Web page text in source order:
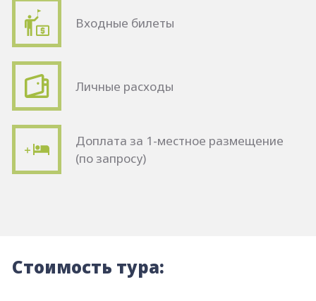
Входные билеты
Личные расходы
Доплата за 1-местное размещение
(по запросу)
Стоимость тура: